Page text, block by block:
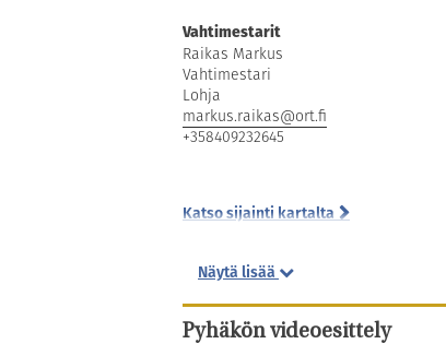
Vahtimestarit
Raikas Markus
Vahtimestari
Lohja
markus.raikas@ort.fi
+358409232645
Katso sijainti kartalta
Näytä lisää
Pyhäkön videoesittely